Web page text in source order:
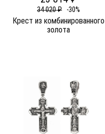
34 020 ₽ -30%
Крест из комбинированного
золота